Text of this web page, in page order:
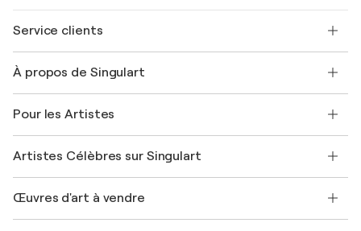
Service clients
Expédition
Offrir une carte cadeau
Rejoignez notre programme commercial
Mon compte
+33 1 76 44 06 42
À propos de Singulart
FAQ
Magazine Singulart
Emplois
Découvrez une sélection d'art original
Pour les Artistes
Se connecter en tant qu'Artiste
Artistes Célèbres sur Singulart
Marc Chagall
Œuvres d'art à vendre